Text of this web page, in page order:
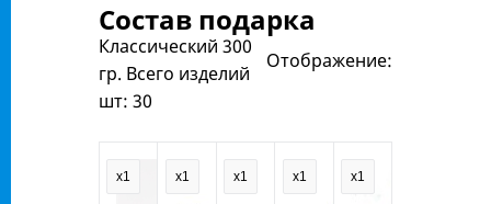
Состав подарка
Классический 300
гр. Всего изделий
шт: 30
Отображение:
x1 x1 x1 x1 x1